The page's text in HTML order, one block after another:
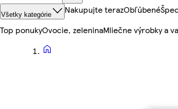
Všetky kategórie Nakupujte terazObľúbené
Top ponukyOvocie, zeleninaMliečne výrobky a